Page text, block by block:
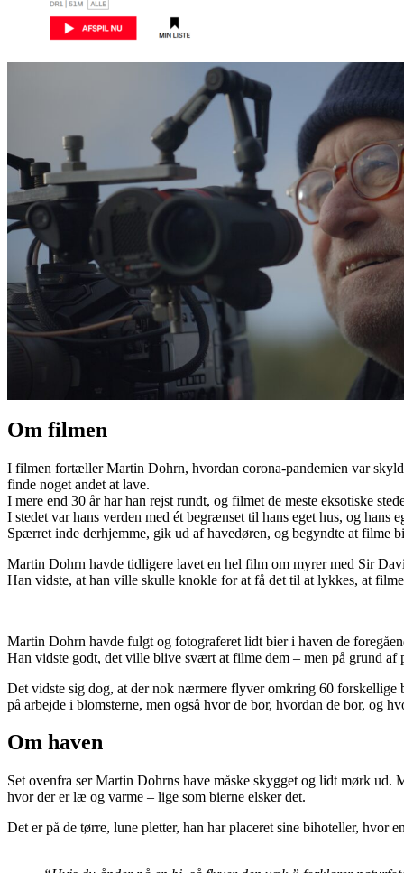
Om filmen
I filmen fortæller Martin Dohrn, hvordan corona-pandemien var
finde noget andet at lave.
I mere end 30 år har han rejst rundt, og filmet de meste eksotiske
I stedet var hans verden med ét begrænset til hans eget hus, og hans
Spærret inde derhjemme, gik ud af havedøren, og begyndte at filme
Martin Dohrn havde tidligere lavet en hel film om myrer med Sir
Han vidste, at han ville skulle knokle for at få det til at lykkes, at
Martin Dohrn havde fulgt og fotograferet lidt bier i haven de
Han vidste godt, det ville blive svært at filme dem – men på grund
Det vidste sig dog, at der nok nærmere flyver omkring 60 forskellige
på arbejde i blomsterne, men også hvor de bor, hvordan de bor, og
Om haven
Set ovenfra ser Martin Dohrns have måske skygget og lidt mørk ud.
hvor der er læ og varme – lige som bierne elsker det.
Det er på de tørre, lune pletter, han har placeret sine bihoteller, hvor